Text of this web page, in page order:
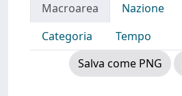
Macroarea Nazione
Categoria
Tempo
Salva come PNG